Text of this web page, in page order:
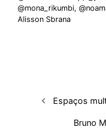
d
o
A
@mona_rikumbi,
Alisson Sbrana
Espaços
Bruno